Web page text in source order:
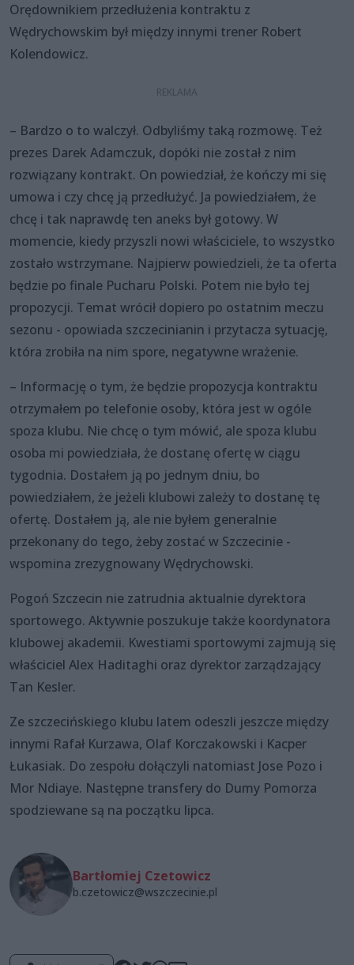
Orędownikiem przedłużenia kontraktu z
Wędrychowskim był między innymi trener Robert
Kolendowicz.
– Bardzo o to walczył. Odbyliśmy taką rozmowę. Też
prezes Darek Adamczuk, dopóki nie został z nim
rozwiązany kontrakt. On powiedział, że kończy mi się
umowa i czy chcę ją przedłużyć. Ja powiedziałem, że
chcę i tak naprawdę ten aneks był gotowy. W
momencie, kiedy przyszli nowi właściciele, to wszystko
zostało wstrzymane. Najpierw powiedzieli, że ta oferta
będzie po finale Pucharu Polski. Potem nie było tej
propozycji. Temat wrócił dopiero po ostatnim meczu
sezonu - opowiada szczecinianin i przytacza sytuację,
która zrobiła na nim spore, negatywne wrażenie.
– Informację o tym, że będzie propozycja kontraktu
otrzymałem po telefonie osoby, która jest w ogóle
spoza klubu. Nie chcę o tym mówić, ale spoza klubu
osoba mi powiedziała, że dostanę ofertę w ciągu
tygodnia. Dostałem ją po jednym dniu, bo
powiedziałem, że jeżeli klubowi zależy to dostanę tę
ofertę. Dostałem ją, ale nie byłem generalnie
przekonany do tego, żeby zostać w Szczecinie -
wspomina zrezygnowany Wędrychowski.
Pogoń Szczecin nie zatrudnia aktualnie dyrektora
sportowego. Aktywnie poszukuje także koordynatora
klubowej akademii. Kwestiami sportowymi zajmują się
właściciel Alex Haditaghi oraz dyrektor zarządzający
Tan Kesler.
Ze szczecińskiego klubu latem odeszli jeszcze między
innymi Rafał Kurzawa, Olaf Korczakowski i Kacper
Łukasiak. Do zespołu dołączyli natomiast Jose Pozo i
Mor Ndiaye. Następne transfery do Dumy Pomorza
spodziewane są na początku lipca.
Bartłomiej Czetowicz
b.czetowicz@wszczecinie.pl